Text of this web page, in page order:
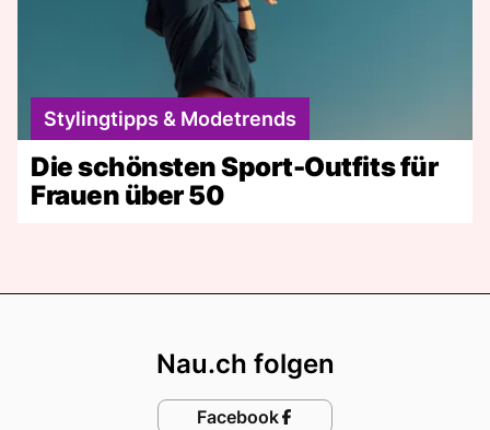
Stylingtipps & Modetrends
Die schönsten Sport-Outfits für
Frauen über 50
Nau.ch folgen
Facebook